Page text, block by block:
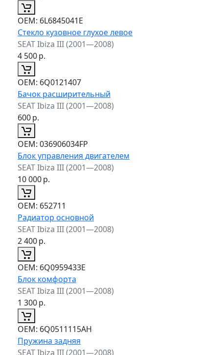
ОЕМ: 6L6845041E
Стекло кузовное глухое левое
SEAT Ibiza III (2001—2008)
4 500р.
ОЕМ: 6Q0121407
Бачок расширительный
SEAT Ibiza III (2001—2008)
600р.
ОЕМ: 036906034FP
Блок управления двигателем
SEAT Ibiza III (2001—2008)
10 000р.
ОЕМ: 652711
Радиатор основной
SEAT Ibiza III (2001—2008)
2 400р.
ОЕМ: 6Q0959433E
Блок комфорта
SEAT Ibiza III (2001—2008)
1 300р.
ОЕМ: 6Q0511115AH
Пружина задняя
SEAT Ibiza III (2001—2008)